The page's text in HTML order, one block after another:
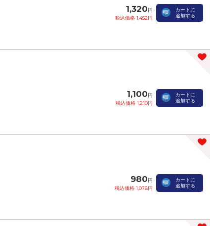
1,320円
税込価格 1,452円
カートに
追加する
1,100円
税込価格 1,210円
カートに
追加する
980円
税込価格 1,078円
カートに
追加する